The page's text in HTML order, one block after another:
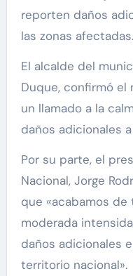
reporten daños
las zonas afectadas.
El alcalde del
Duque, confirmó
un llamado a la
daños adicionales
Por su parte, el
Nacional, Jorge
que «acabamos
moderada
daños adicionales
territorio nacional».